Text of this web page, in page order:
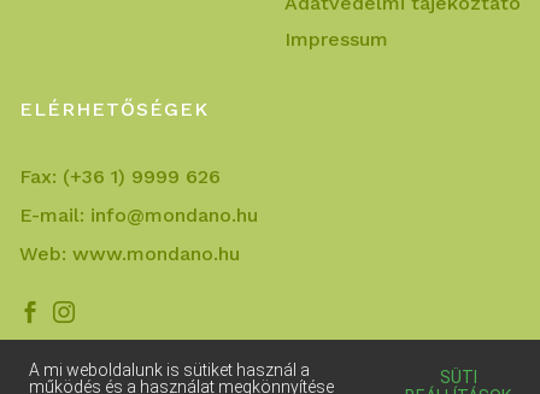
Impressum
ELÉRHETŐSÉGEK
Fax: (+36 1) 9999 626
E-mail: info@mondano.hu
Web: www.mondano.hu
 
A mi weboldalunk is sütiket használ a
működés és a használat megkönnyítése
SÜTI